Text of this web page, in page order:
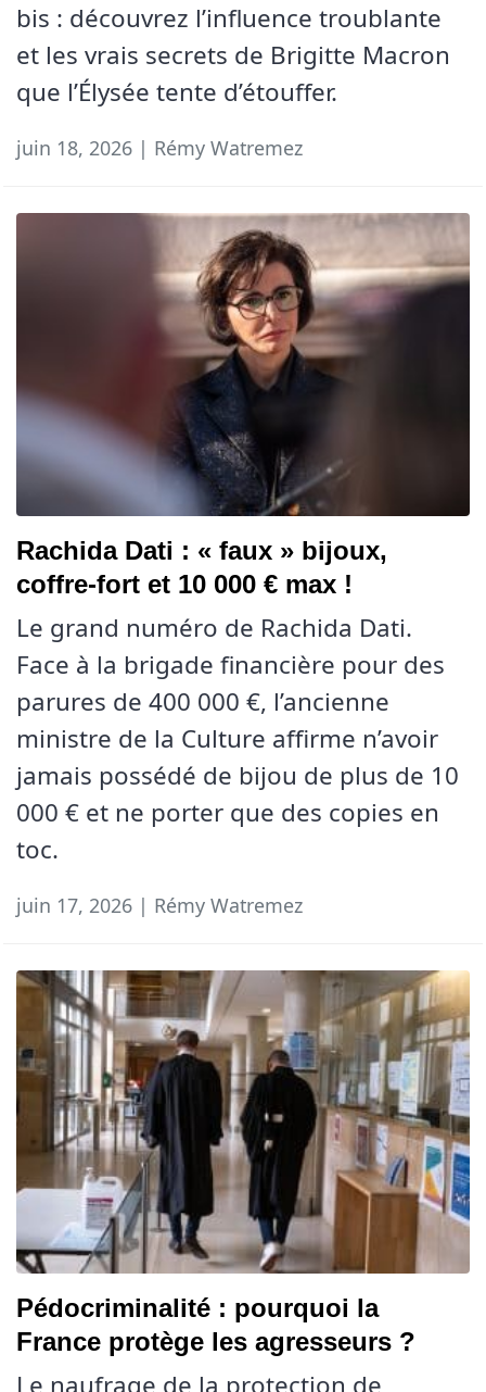
bis : découvrez l’influence troublante
et les vrais secrets de Brigitte Macron
que l’Élysée tente d’étouffer.
juin 18, 2026 | Rémy Watremez
Rachida Dati : « faux » bijoux,
coffre-fort et 10 000 € max !
Le grand numéro de Rachida Dati.
Face à la brigade financière pour des
parures de 400 000 €, l’ancienne
ministre de la Culture affirme n’avoir
jamais possédé de bijou de plus de 10
000 € et ne porter que des copies en
toc.
juin 17, 2026 | Rémy Watremez
Pédocriminalité : pourquoi la
France protège les agresseurs ?
Le naufrage de la protection de